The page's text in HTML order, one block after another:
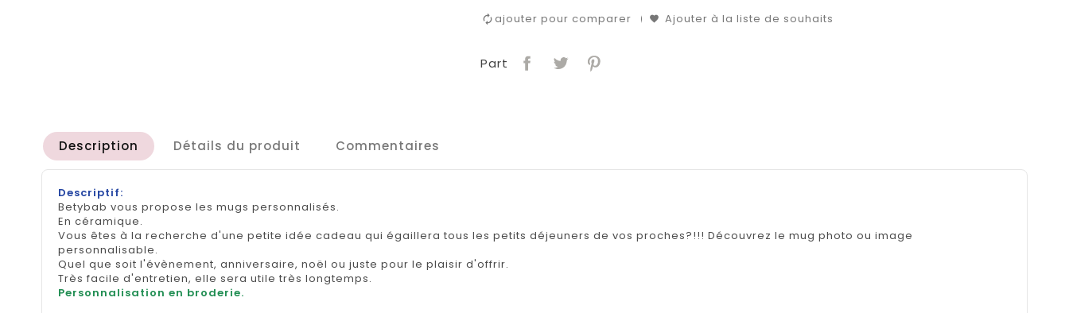
ajouter pour comparer Ajouter à la liste de souhaits
Part
Description Détails du produit Commentaires
Descriptif:
Betybab vous propose les mugs personnalisés.
En céramique.
Vous êtes à la recherche d'une petite idée cadeau qui égaillera tous les petits déjeuners de vos proches?!!! Découvrez le mug photo ou image
personnalisable.
Quel que soit l'évènement, anniversaire, noël ou juste pour le plaisir d'offrir.
Très facile d'entretien, elle sera utile très longtemps.
Personnalisation en broderie.